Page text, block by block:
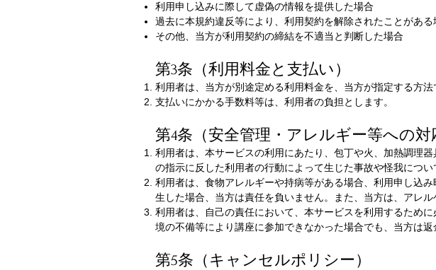
利用申し込みに際して虚偽の情報を提供した場合
過去に本規約違反等により、利用契約を解除されたことがある
その他、当方が利用契約の締結を不適当と判断した場合
第3条（利用料金と支払い）
利用者は、当方が別途定める利用料金を、当方が指定する方法
支払いにかかる手数料等は、利用者の負担とします。
第4条（安全管理・アレルギー等への対
利用者は、本サービスの利用にあたり、包丁や火、加熱調理
の指示に反した利用者の行動によって生じた事故や怪我につい
利用者は、食物アレルギーや持病等がある場合、利用申し込
生した場合、当方は責任を負いません。また、当方は、アレ
利用者は、自己の責任において、本サービスを利用するため
境の不備等により講座に参加できなかった場合でも、当方は返
第5条（キャンセルポリシー）